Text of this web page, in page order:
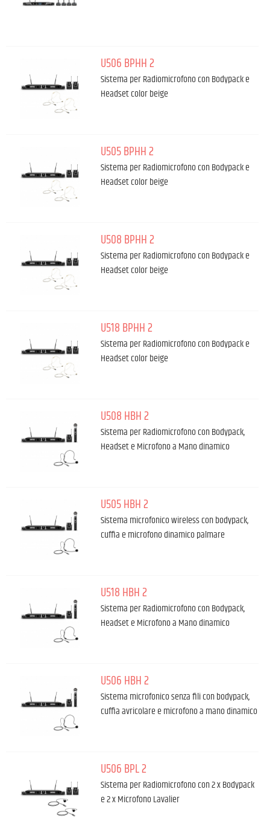
U506 BPHH 2
Sistema per Radiomicrofono con Bodypack e
Headset color beige
U505 BPHH 2
Sistema per Radiomicrofono con Bodypack e
Headset color beige
U508 BPHH 2
Sistema per Radiomicrofono con Bodypack e
Headset color beige
U518 BPHH 2
Sistema per Radiomicrofono con Bodypack e
Headset color beige
U508 HBH 2
Sistema per Radiomicrofono con Bodypack,
Headset e Microfono a Mano dinamico
U505 HBH 2
Sistema microfonico wireless con bodypack,
cuffia e microfono dinamico palmare
U518 HBH 2
Sistema per Radiomicrofono con Bodypack,
Headset e Microfono a Mano dinamico
U506 HBH 2
Sistema microfonico senza fili con bodypack,
cuffia avricolare e microfono a mano dinamico
U506 BPL 2
Sistema per Radiomicrofono con 2 x Bodypack
e 2 x Microfono Lavalier